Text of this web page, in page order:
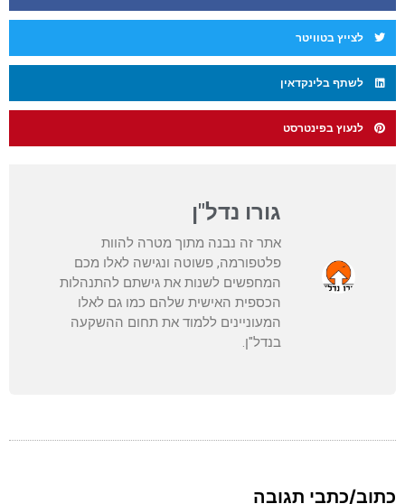
לצייץ בטוויטר
לשתף בלינקדאין
לנעוץ בפינטרסט
גורו נדל"ן
אתר זה נבנה מתוך מטרה להוות
פלטפורמה, פשוטה ונגישה לאלו מכם
המחפשים לשנות את גישתם להתנהלות
הכספית האישית שלהם כמו גם לאלו
המעוניינים ללמוד את תחום ההשקעה
בנדל"ן.
כתוב/כתבי תגובה